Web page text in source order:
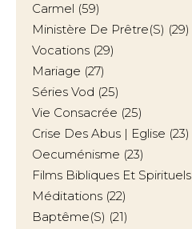
Carmel (59)
Ministère De Prêtre(s) (29)
Vocations (29)
Mariage (27)
Séries Vod (25)
Vie Consacrée (25)
Crise Des Abus | Eglise (23)
Oecuménisme (23)
Films Bibliques Et Spirituels
Méditations (22)
Baptême(s) (21)